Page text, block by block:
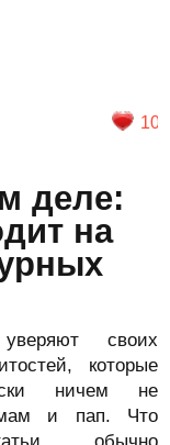
10
деле:
на
своих
которые
ничем не
и пап. Что